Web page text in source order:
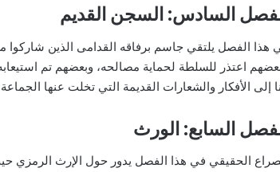
السادس: السجن القديم
هذا الفصل يلتقي جاسم برفاقه القدامى الذين شاركوا
اعتذر للسلطة لحماية مصالحه، وبعضهم تم
إلى الأفكار والشعارات القديمة التي تخلت عنها
السابع: الورث
الحقيقي في هذا الفصل يدور حول الإرث الرمزي